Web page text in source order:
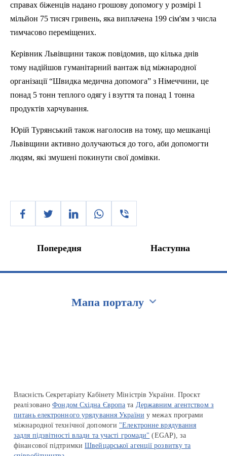
справах біженців надано грошову допомогу у розмірі 1
мільйон 75 тисяч гривень, яка виплачена 199 сім'ям з числа
тимчасово переміщених.
Керівник Львівщини також повідомив, що кілька днів
тому надійшов гуманітарний вантаж від міжнародної
організації “Швидка медична допомога” з Німеччини, це
понад 5 тонн теплого одягу і взуття та понад 1 тонна
продуктів харчування.
Юрій Турянський також наголосив на тому, що мешканці
Львівщини активно долучаються до того, аби допомогти
людям, які змушені покинути свої домівки.
Попередня Наступна
Мапа порталу
Власність Секретаріату Кабінету Міністрів України. Проєкт
реалізованоФондом Східна Європа та Державним агентством з
питань електронного урядування України у межах програми
міжнародної технічної допомоги "Електронне врядування
задля підзвітності влади та участі громади" (EGAP), за
фінансової підтримкиШвейцарської агенції розвитку та